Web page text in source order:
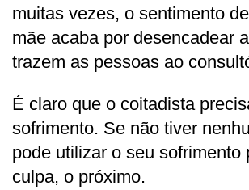
muitas vezes, o sentimento
mãe acaba por desencadear
trazem as pessoas ao
É claro que o coitadista
sofrimento. Se não tiver
pode utilizar o seu sofrimento
culpa, o próximo.